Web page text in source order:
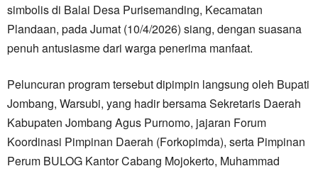
simbolis di Balai Desa Purisemanding, Kecamatan
Plandaan, pada Jumat (10/4/2026) siang, dengan suasana
penuh antusiasme dari warga penerima manfaat.
Peluncuran program tersebut dipimpin langsung oleh Bupati
Jombang, Warsubi, yang hadir bersama Sekretaris Daerah
Kabupaten Jombang Agus Purnomo, jajaran Forum
Koordinasi Pimpinan Daerah (Forkopimda), serta Pimpinan
Perum BULOG Kantor Cabang Mojokerto, Muhammad